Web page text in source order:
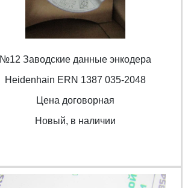
№12 Заводские данные энкодера
Heidenhain ERN 1387 035-2048
Цена договорная
Новый, в наличии